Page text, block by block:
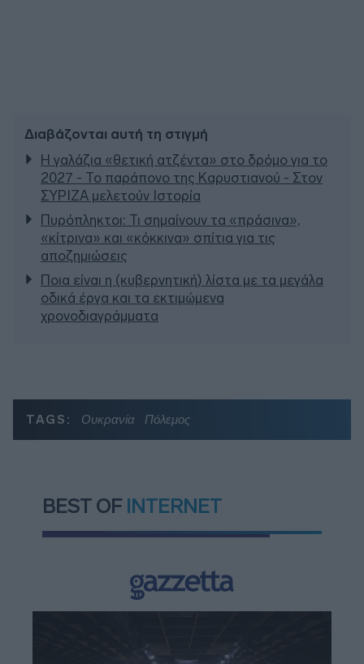
Διαβάζονται αυτή τη στιγμή
Η γαλάζια «θετική ατζέντα» στο δρόμο για το
2027 - Το παράπονο της Καρυστιανού - Στον
ΣΥΡΙΖΑ μελετούν Ιστορία
Πυρόπληκτοι: Τι σημαίνουν τα «πράσινα»,
«κίτρινα» και «κόκκινα» σπίτια για τις
αποζημιώσεις
Ποια είναι η (κυβερνητική) λίστα με τα μεγάλα
οδικά έργα και τα εκτιμώμενα
χρονοδιαγράμματα
TAGS: Ουκρανία Πόλεμος
BEST OF INTERNET